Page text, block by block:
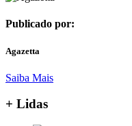
Publicado por:
Agazetta
Saiba Mais
+ Lidas